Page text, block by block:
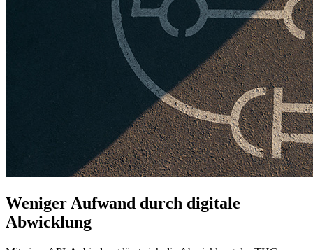
Weniger Aufwand durch digitale
Abwicklung